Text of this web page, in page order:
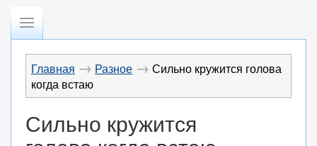
Главная → Разное → Сильно кружится голова
когда встаю
Сильно кружится